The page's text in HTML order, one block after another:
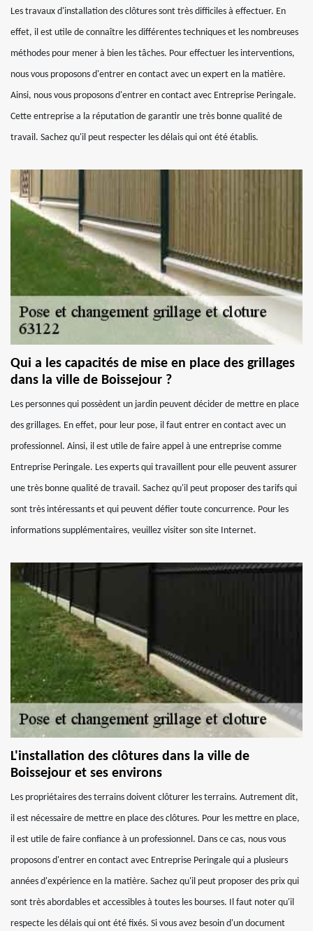
Les travaux d'installation des clôtures sont très difficiles à effectuer. En
effet, il est utile de connaître les différentes techniques et les nombreuses
méthodes pour mener à bien les tâches. Pour effectuer les interventions,
nous vous proposons d'entrer en contact avec un expert en la matière.
Ainsi, nous vous proposons d'entrer en contact avec Entreprise Peringale.
Cette entreprise a la réputation de garantir une très bonne qualité de
travail. Sachez qu'il peut respecter les délais qui ont été établis.
Qui a les capacités de mise en place des grillages
dans la ville de Boissejour ?
Les personnes qui possèdent un jardin peuvent décider de mettre en place
des grillages. En effet, pour leur pose, il faut entrer en contact avec un
professionnel. Ainsi, il est utile de faire appel à une entreprise comme
Entreprise Peringale. Les experts qui travaillent pour elle peuvent assurer
une très bonne qualité de travail. Sachez qu'il peut proposer des tarifs qui
sont très intéressants et qui peuvent défier toute concurrence. Pour les
informations supplémentaires, veuillez visiter son site Internet.
L'installation des clôtures dans la ville de
Boissejour et ses environs
Les propriétaires des terrains doivent clôturer les terrains. Autrement dit,
il est nécessaire de mettre en place des clôtures. Pour les mettre en place,
il est utile de faire confiance à un professionnel. Dans ce cas, nous vous
proposons d'entrer en contact avec Entreprise Peringale qui a plusieurs
années d'expérience en la matière. Sachez qu'il peut proposer des prix qui
sont très abordables et accessibles à toutes les bourses. Il faut noter qu'il
respecte les délais qui ont été fixés. Si vous avez besoin d'un document